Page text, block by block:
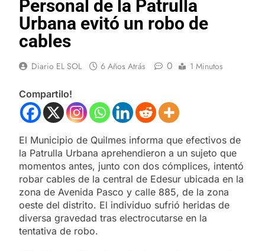
Personal de la Patrulla
Urbana evitó un robo de
cables
Diario EL SOL 6 Años Atrás 0 1 Minutos
Compartilo!
El Municipio de Quilmes informa que efectivos de
la Patrulla Urbana aprehendieron a un sujeto que
momentos antes, junto con dos cómplices, intentó
robar cables de la central de Edesur ubicada en la
zona de Avenida Pasco y calle 885, de la zona
oeste del distrito. El individuo sufrió heridas de
diversa gravedad tras electrocutarse en la
tentativa de robo.